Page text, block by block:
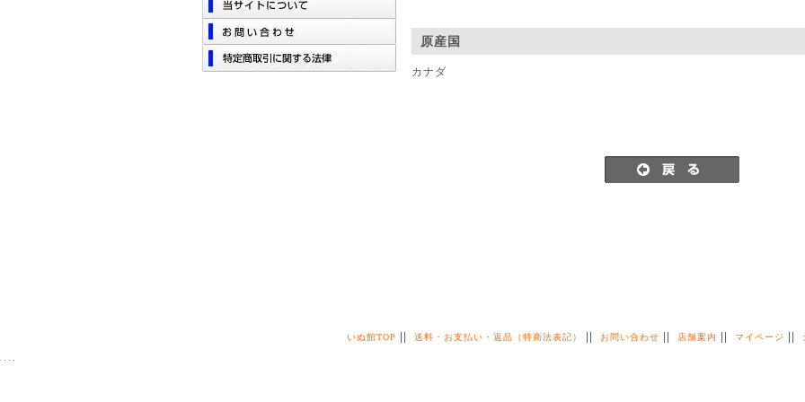
原産国
カナダ
いぬ館TOP || 送料・お支払い・返品（特商法表記） || お問い合わせ || 店舗案内 || マイページ ||